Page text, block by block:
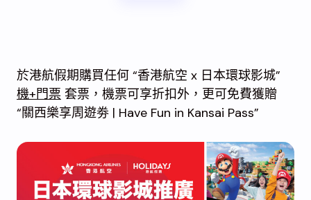
於港航假期購買任何 “香港航空 x 日本環球影城”
機+門票 套票，機票可享折扣外，更可免費獲贈
“關西樂享周遊劵 | Have Fun in Kansai Pass”